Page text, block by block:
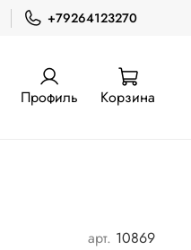
+79264123270
Профиль Корзина
арт. 10869